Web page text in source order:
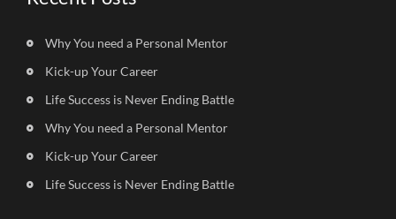
Why You need a Personal Mentor
Kick-up Your Career
Life Success is Never Ending Battle
Why You need a Personal Mentor
Kick-up Your Career
Life Success is Never Ending Battle